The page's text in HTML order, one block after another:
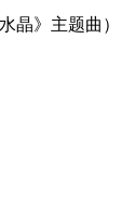
晶》主题曲）